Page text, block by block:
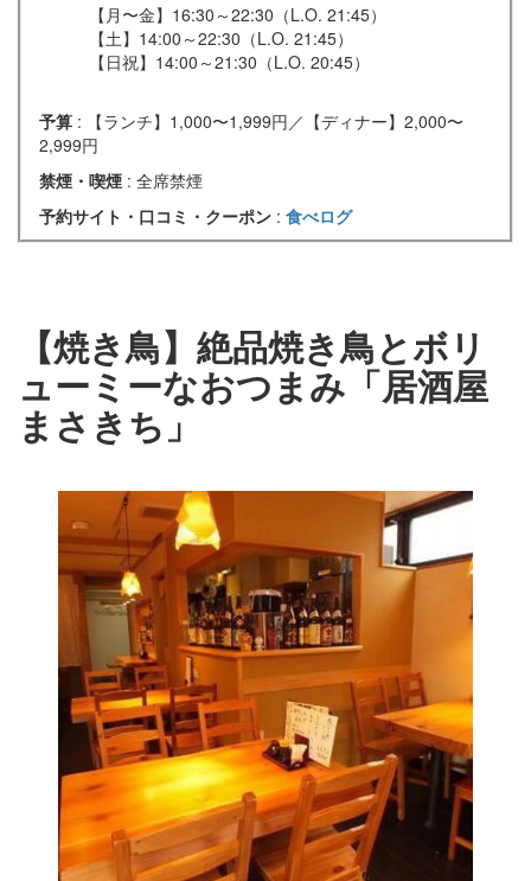
【月〜金】16:30～22:30（L.O. 21:45）
【土】14:00～22:30（L.O. 21:45）
【日祝】14:00～21:30（L.O. 20:45）
予算 : 【ランチ】1,000〜1,999円／【ディナー】2,000〜
2,999円
禁煙・喫煙 : 全席禁煙
予約サイト・口コミ・クーポン : 食べログ
【焼き鳥】絶品焼き鳥とボリ
ューミーなおつまみ「居酒屋
まさきち」